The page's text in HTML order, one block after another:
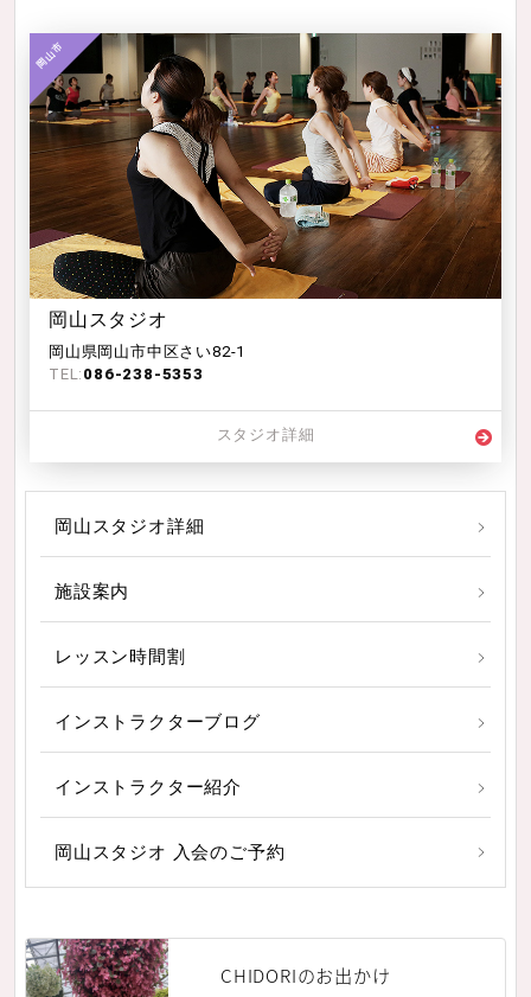
岡山スタジオ
岡山県岡山市中区さい82-1
TEL: 086-238-5353
スタジオ詳細
岡山スタジオ詳細
施設案内
レッスン時間割
インストラクターブログ
インストラクター紹介
岡山スタジオ 入会のご予約
CHIDORIのお出かけ